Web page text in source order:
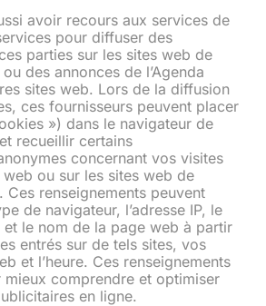
avoir recours aux services de
pour diffuser des
parties sur les sites web de
ou des annonces de l’Agenda
sites web. Lors de la diffusion
ces fournisseurs peuvent placer
») dans le navigateur de
recueillir certains
concernant vos visites
web ou sur les sites web de
Ces renseignements peuvent
de navigateur, l’adresse IP, le
et le nom de la page web à partir
entrés sur de tels sites, vos
et l’heure. Ces renseignements
mieux comprendre et optimiser
en ligne.